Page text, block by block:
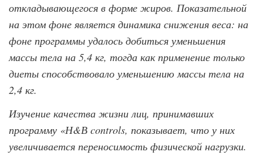
откладывающегося в форме жиров. Показательной
на этом фоне является динамика снижения веса: на
фоне программы удалось добиться уменьшения
массы тела на 5,4 кг, тогда как применение только
диеты способствовало уменьшению массы тела на
2,4 кг.
Изучение качества жизни лиц, принимавших
программу «Н&В controls, показывает, что у них
увеличивается переносимость физической нагрузки.